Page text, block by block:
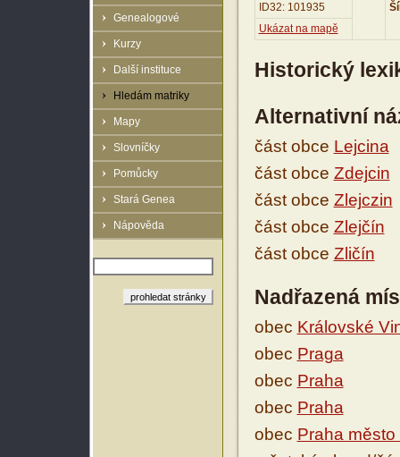
Genealogové
Kurzy
Další instituce
Hledám matriky
Mapy
Slovníčky
Pomůcky
Stará Genea
Nápověda
ID32: 101935
Ukázat na mapě
Historický
Alternativní
část obce Lejcina
část obce Zdejcin
část obce Zlejczin
část obce Zlejčín
část obce Zličín
Nadřazená
obec Královské
obec Praga
obec Praha
obec Praha
obec Praha